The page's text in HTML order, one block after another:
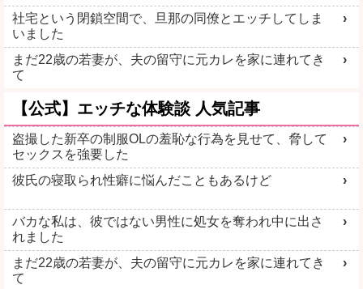
詳しく見る
ママ活初心者 ご近所熟女
即ヤリ女一覧
社宅という閉鎖空間で、旦那の同僚とエッチしてしま
いました
まだ22歳の若妻が、夫の留守に元カレを家に連れてき
て
【公式】エッチな体験談 人気記事
盗撮した新卒の制服OLの羞恥な行為を見せて、脅して
セックスを強要した
彼氏の寝取られ性癖に悩んだこともあるけど
バカな私は、彼ではない男性に処女を奪われ中に出さ
れました
まだ22歳の若妻が、夫の留守に元カレを家に連れてき
て